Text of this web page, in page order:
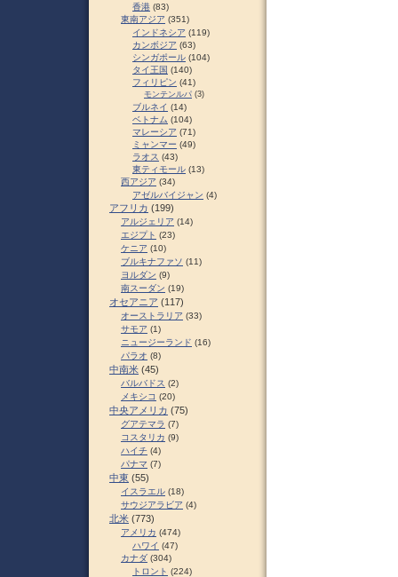
香港 (83)
東南アジア (351)
インドネシア (119)
カンボジア (63)
シンガポール (104)
タイ王国 (140)
フィリピン (41)
モンテンルパ (3)
ブルネイ (14)
ベトナム (104)
マレーシア (71)
ミャンマー (49)
ラオス (43)
東ティモール (13)
西アジア (34)
アゼルバイジャン (4)
アフリカ (199)
アルジェリア (14)
エジプト (23)
ケニア (10)
ブルキナファソ (11)
ヨルダン (9)
南スーダン (19)
オセアニア (117)
オーストラリア (33)
サモア (1)
ニュージーランド (16)
パラオ (8)
中南米 (45)
バルバドス (2)
メキシコ (20)
中央アメリカ (75)
グアテマラ (7)
コスタリカ (9)
ハイチ (4)
パナマ (7)
中東 (55)
イスラエル (18)
サウジアラビア (4)
北米 (773)
アメリカ (474)
ハワイ (47)
カナダ (304)
トロント (224)